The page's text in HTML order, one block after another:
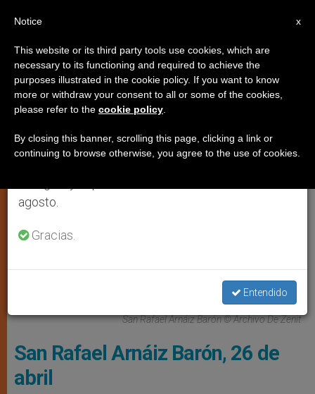
TESTIMONIOS
San Rafael Arnáiz Barón © Archivo De Zenit
San Rafael Arnáiz Barón, 26 de
abril
×
Aviso importante
Del 27 de julio al 7 de agosto haremos la pausa
anual, aprovechando que en el periodo de verano
se generan menos informaciones y también el
agosto.
Gracias.
Entendido
x
Notice
This website or its third party tools use cookies, which are
necessary to its functioning and required to achieve the
purposes illustrated in the cookie policy. If you want to know
more or withdraw your consent to all or some of the cookies,
please refer to the cookie policy
By closing this banner, scrolling this page, clicking a link or
continuing to browse otherwise, you agree to the use of cookies.